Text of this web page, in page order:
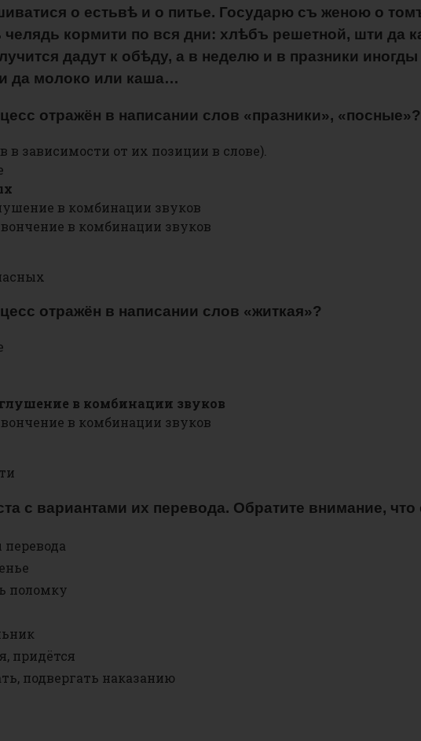
о естьвѣ и о питье. Государю съ женою о
челядь кормити по вся дни: хлѣбъ решетной, шти да
дадут к обѣду, а в неделю и в празники
да молоко или каша…
отражён в написании слов «празники», «посные»?
в зависимости от их позиции в слове).
в комбинации звуков
в комбинации звуков
отражён в написании слов «житкая»?
в комбинации звуков
в комбинации звуков
с вариантами их перевода. Обратите внимание,
поломку
придётся
подвергать наказанию